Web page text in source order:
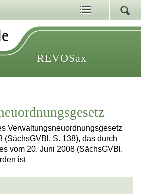
REVOSax
Verwaltungsneuordnungsgesetz
(SächsGVBl. S. 138), das durch
vom 20. Juni 2008 (SächsGVBl.
ist